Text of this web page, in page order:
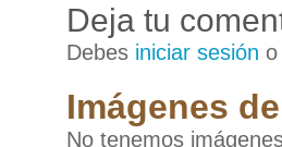
Deja tu
Debes iniciar sesión
Imágenes
No tenemos